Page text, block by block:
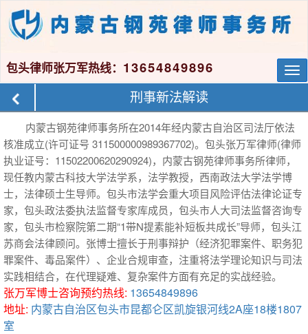
包头律师张万军热线： 13654849896
刑事新法解读
内蒙古钢苑律师事务所在2014年经内蒙古自治区司法厅依法
核准成立(许可证号 311500000989367702)。包头张万军律师(律师
执业证号：11502200620290924)，内蒙古钢苑律师事务所律师，
现任教内蒙古科技大学法学系，法学教授，西南政法大学法学博
士，法律硕士生导师。包头市法学会重大项目风险评估法律论证专
家，包头政法委执法监督专家库成员，包头市人大司法监督咨询专
家，包头市检察院第二期“1带N提素能补短板共成长”导师，包头江
苏商会法律顾问。张博士擅长于刑事辩护（经济犯罪案件、职务犯
罪案件、毒品案件）、企业合规审查，注重将法学理论知识与司法
实践相结合，在代理疑难、复杂案件方面有充足的实战经验。
张万军博士咨询预约热线: 13654849896
地址: 内蒙古自治区包头市昆都仑区凯旋银河线2A座18楼1807
室